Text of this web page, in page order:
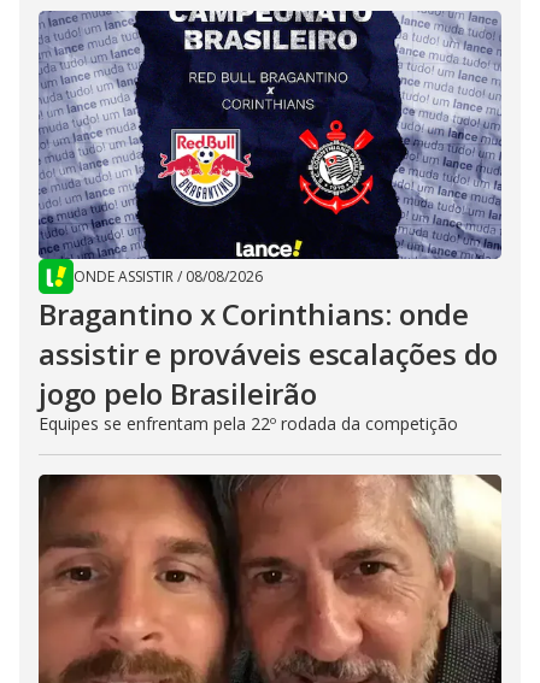
ONDE ASSISTIR/ 08/08/2026
Bragantino x Corinthians: onde
assistir e prováveis escalações do
jogo pelo Brasileirão
Equipes se enfrentam pela 22º rodada da competição